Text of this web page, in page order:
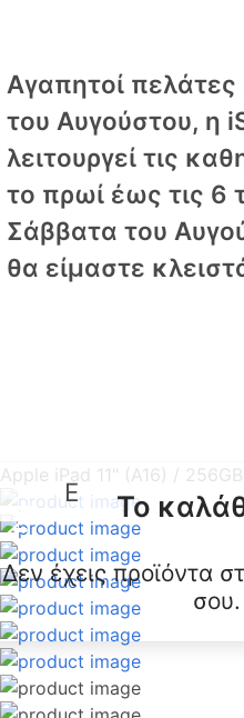
Αγαπητοί πελάτες
του Αυγούστου, η
λειτουργεί τις
το πρωί έως τις 6
Σάββατα του
θα είμαστε
Το
Δεν έχεις προϊόντα
σου.
Apple iPad 11" (A16) /